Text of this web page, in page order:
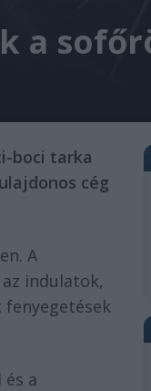
a
boci tarka
cég
A
indulatok,
a